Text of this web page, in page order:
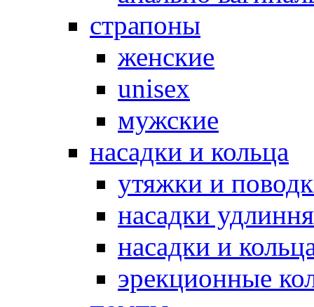
страпоны
женские
unisex
мужские
насадки и кольца
утяжки и
насадки
насадки и
эрекционные